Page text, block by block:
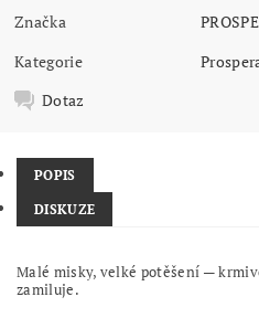
Značka
Kategorie
Dotaz
POPIS
DISKUZE
Malé misky, velké potěšení —
zamiluje.